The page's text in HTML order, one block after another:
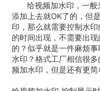
给视频加水印，一般
添加上去就OK了的，但
印，那么就需要控制水
的时间出现，不需要出
的？似乎就是一件麻烦
水印？格式工厂相信很
频加水印，但是还有更